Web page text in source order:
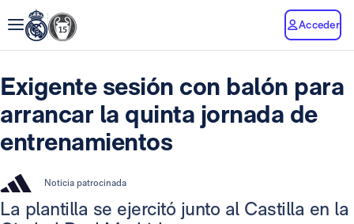
Acceder
Exigente sesión con balón para
arrancar la quinta jornada de
entrenamientos
Noticia patrocinada
La plantilla se ejercitó junto al Castilla en la